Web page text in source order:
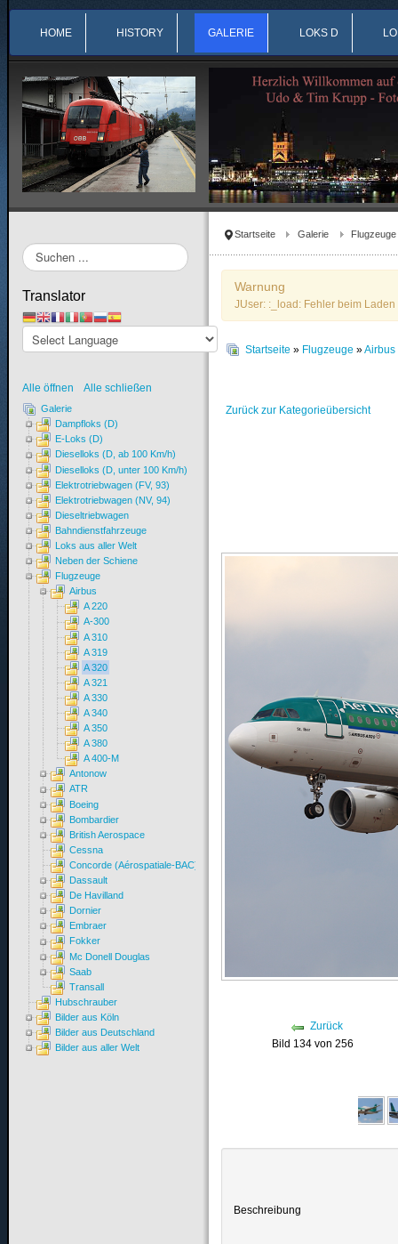
HOME HISTORY GALERIE LOKS D
Startseite Galerie Flugzeuge
Warnung
JUser: :_load: Fehler beim
Startseite » Flugzeuge »Airbus
Zurück zur Kategorieübersicht
Zurück
Bild 134 von 256
Beschreibung
Suchen
...
Translator
Alle öffnen Alle schließen
Galerie
Dampfloks (D)
E-Loks (D)
Dieselloks (D, ab 100 Km/h)
Dieselloks (D, unter 100 Km/h)
Elektrotriebwagen (FV, 93)
Elektrotriebwagen (NV, 94)
Dieseltriebwagen
Bahndienstfahrzeuge
Loks aus aller Welt
Neben der Schiene
Flugzeuge
Airbus
A 220
A-300
A 310
A 319
A 320
A 321
A 330
A 340
A 350
A 380
A 400-M
Antonow
ATR
Boeing
Bombardier
British Aerospace
Cessna
Concorde (Aérospatiale-BAC)
Dassault
De Havilland
Dornier
Embraer
Fokker
Mc Donell Douglas
Saab
Transall
Hubschrauber
Bilder aus Köln
Bilder aus Deutschland
Bilder aus aller Welt